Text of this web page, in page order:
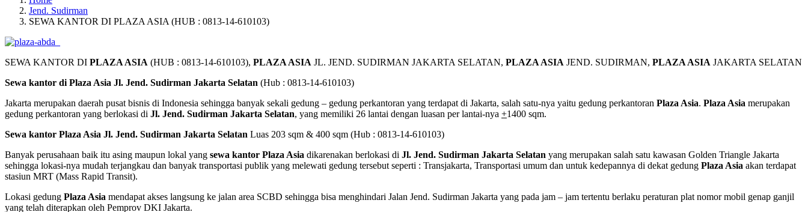
Jend. Sudirman
SEWA KANTOR DI PLAZA ASIA (HUB : 0813-14-610103)
SEWA KANTOR DI PLAZA ASIA (HUB : 0813-14-610103), PLAZA ASIA JL. JEND. SUDIRMAN JAKARTA SELATAN, PLAZA ASIA JEND. SUDIRMAN, PLAZA ASIA JAKARTA SELATAN
Sewa kantor di Plaza Asia Jl. Jend. Sudirman Jakarta Selatan (Hub : 0813-14-610103)
Jakarta merupakan daerah pusat bisnis di Indonesia sehingga banyak sekali gedung – gedung perkantoran yang terdapat di Jakarta, salah satu-nya yaitu gedung perkantoran Plaza Asia. Plaza Asia merupakan
gedung perkantoran yang berlokasi di Jl. Jend. Sudirman Jakarta Selatan, yang memiliki 26 lantai dengan luasan per lantai-nya +1400 sqm.
Sewa kantor Plaza Asia Jl. Jend. Sudirman Jakarta Selatan Luas 203 sqm & 400 sqm (Hub : 0813-14-610103)
Banyak perusahaan baik itu asing maupun lokal yang sewa kantor Plaza Asia dikarenakan berlokasi di Jl. Jend. Sudirman Jakarta Selatan yang merupakan salah satu kawasan Golden Triangle Jakarta
sehingga lokasi-nya mudah terjangkau dan banyak transportasi publik yang melewati gedung tersebut seperti : Transjakarta, Transportasi umum dan untuk kedepannya di dekat gedung Plaza Asia akan terdapat
stasiun MRT (Mass Rapid Transit).
Lokasi gedung Plaza Asia mendapat akses langsung ke jalan area SCBD sehingga bisa menghindari Jalan Jend. Sudirman Jakarta yang pada jam – jam tertentu berlaku peraturan plat nomor mobil genap ganjil
yang telah diterapkan oleh Pemprov DKI Jakarta.